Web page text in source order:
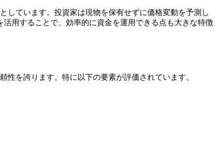
しています。投資家は現物を保有せずに価格変動を予測し
用することで、効率的に資金を運用できる点も大きな特徴
性を誇ります。特に以下の要素が評価されています。